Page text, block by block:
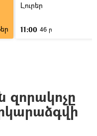
Լուրեր
11:00 46 ր
զորակոչը